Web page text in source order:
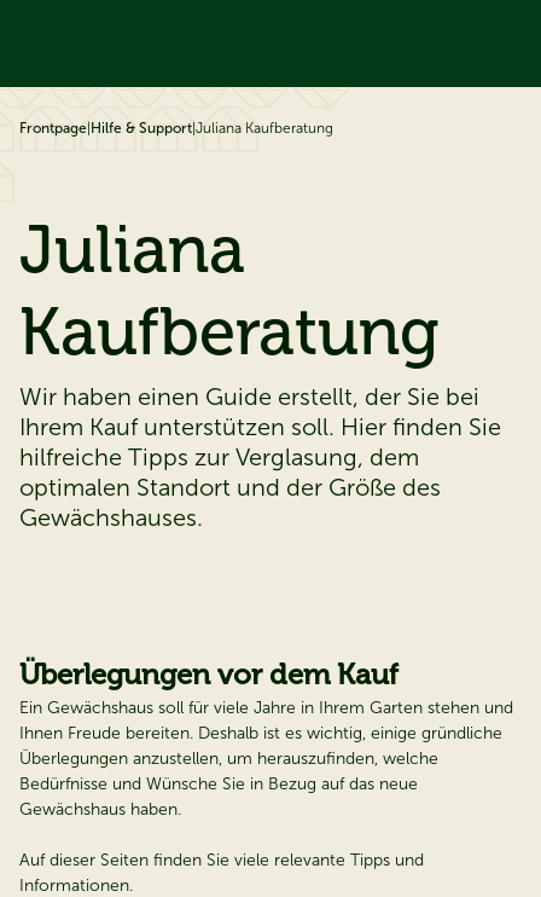
Frontpage Hilfe & Support Juliana Kaufberatung
Juliana
​​​​​​​Kaufberatung
Wir haben einen Guide erstellt, der Sie bei
Ihrem Kauf unterstützen soll. Hier finden Sie
hilfreiche Tipps zur Verglasung, dem
optimalen Standort und der Größe des
Gewächshauses.
Überlegungen vor dem Kauf
Ein Gewächshaus soll für viele Jahre in Ihrem Garten stehen und
Ihnen Freude bereiten. Deshalb ist es wichtig, einige gründliche
Überlegungen anzustellen, um herauszufinden, welche
Bedürfnisse und Wünsche Sie in Bezug auf das neue
Gewächshaus haben.
Auf dieser Seiten finden Sie viele relevante Tipps und
Informationen.